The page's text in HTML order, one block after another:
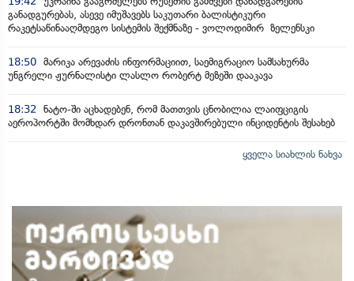
განადგურებას, ასევე იმუშავებს საკუთარი ბალისტიკური
რაკეტსაწინააღმდეგო სისტემის შექმნაზე - ვოლოდიმირ ზელენსკი
18:50 მარიკა არევაძის ინფორმაციით, საემიგრაციო სამსახურმა
უნგრელი ჟურნალისტი ლასლო რობერტ მეზეში დააკავა
18:32
ნატო-ში აცხადებენ, რომ მათთვის ცნობილია ლაიფციგის
აეროპორტში მომხდარ დრონთან დაკავშირებული ინციდენტის შესახებ
ყველა სიახლის ნახვა